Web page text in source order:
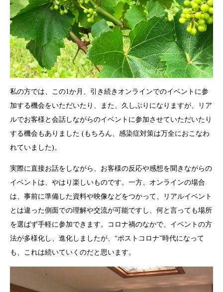
私の方では、この1か月、引き続きオンラインでのイベントに参
加する機会をいただいたり、また、久しぶりになりますが、リア
ルでお客様と会話しながらのイベントに参加させていただいたり
する機会もありました (もちろん、感染症対策は万全におこなわ
れていました)。
実際に直接お話をしながら、お客様の反応や感想を聞きながらの
イベントは、やはり楽しいものです。一方、オンラインの場合
は、事前に準備した資料や映像などをつかって、リアルイベント
とは違った側面での理解や交流が可能ですし、何と言っても場所
を選ばず手軽に参加できます。コロナ禍のなかで、イベントの方
法が多様化し、進化しましたが、“ポストコロナ”時代になって
も、これは続いていくのだと思います。